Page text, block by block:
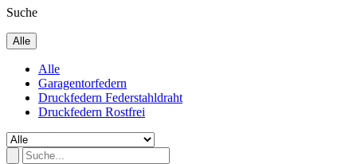
Suche
Alle
Alle
Garagentorfedern
Druckfedern Federstahldraht
Druckfedern Rostfrei